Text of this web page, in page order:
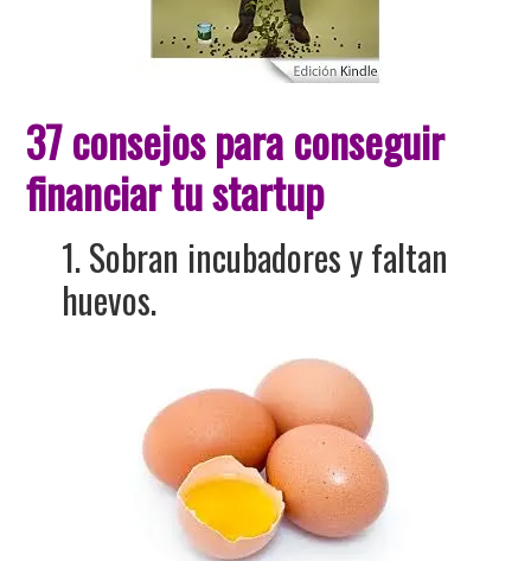
37 consejos para conseguir
financiar tu startup
1. Sobran incubadores y faltan
huevos.